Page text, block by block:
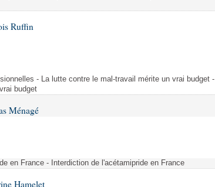
Ruffin
- La lutte contre le mal-travail mérite un vrai budget -
budget
Ménagé
en France - Interdiction de l'acétamipride en France
Hamelet